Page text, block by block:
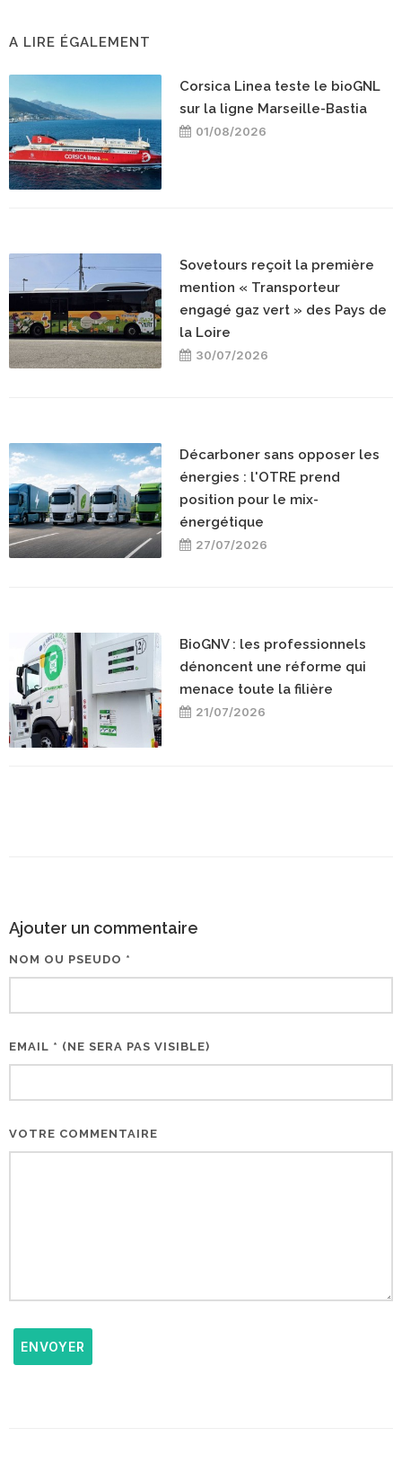
A LIRE ÉGALEMENT
Corsica Linea teste le bioGNL
sur la ligne Marseille-Bastia
01/08/2026
Sovetours reçoit la première
mention « Transporteur
engagé gaz vert » des Pays de
la Loire
30/07/2026
Décarboner sans opposer les
énergies : l'OTRE prend
position pour le mix-
énergétique
27/07/2026
BioGNV : les professionnels
dénoncent une réforme qui
menace toute la filière
21/07/2026
Ajouter un commentaire
NOM OU PSEUDO *
EMAIL * (NE SERA PAS VISIBLE)
VOTRE COMMENTAIRE
ENVOYER